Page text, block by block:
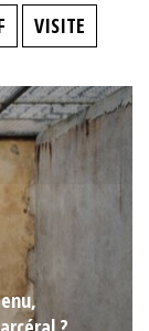
VISITE